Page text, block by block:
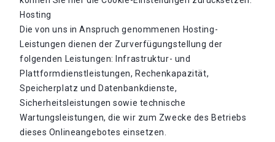
Hosting
Die von uns in Anspruch genommenen Hosting-
Leistungen dienen der Zurverfügungstellung der
folgenden Leistungen: Infrastruktur- und
Plattformdienstleistungen, Rechenkapazität,
Speicherplatz und Datenbankdienste,
Sicherheitsleistungen sowie technische
Wartungsleistungen, die wir zum Zwecke des Betriebs
dieses Onlineangebotes einsetzen.